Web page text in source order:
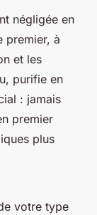
négligée en
premier, à
et les
purifie en
: jamais
premier
plus
votre type